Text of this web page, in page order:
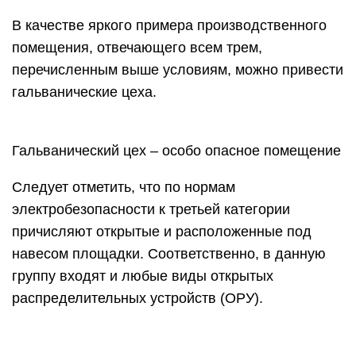
В качестве яркого примера производственного
помещения, отвечающего всем трем,
перечисленным выше условиям, можно привести
гальванические цеха.
Гальванический цех – особо опасное помещение
Следует отметить, что по нормам
электробезопасности к третьей категории
причисляют открытые и расположенные под
навесом площадки. Соответственно, в данную
группу входят и любые виды открытых
распределительных устройств (ОРУ).